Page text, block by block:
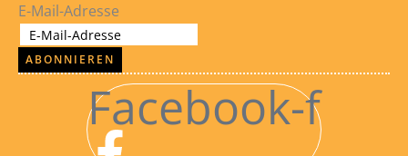
E-Mail-Adresse
ABONNIEREN
Facebook-f